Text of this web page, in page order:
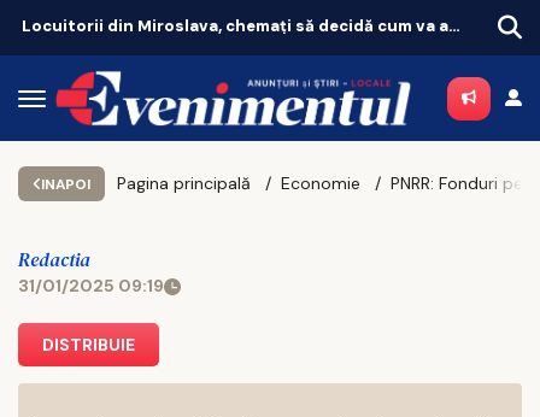
Locuitorii din Miroslava, chemați să decidă cum va arăta noul Parc Horpaz–Ezăreni!
INAPOI Pagina principală Economie
Redactia
31/01/2025 09:19
DISTRIBUIE